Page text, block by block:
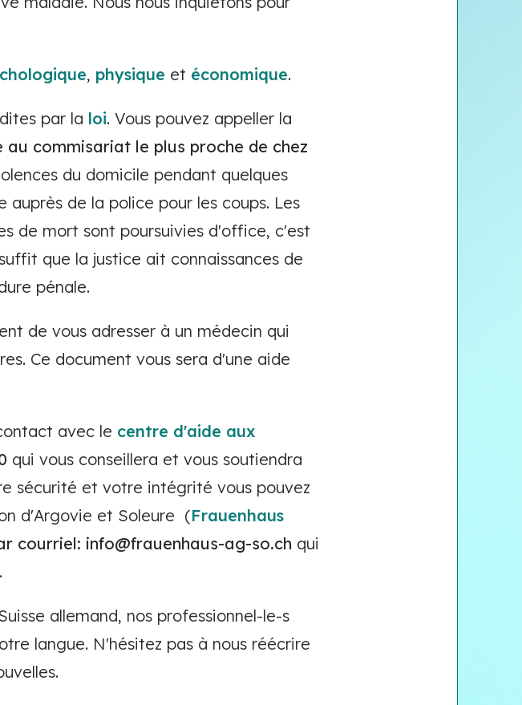
, physique et économique.
par la loi. Vous pouvez appeller la
au commisariat le plus proche de chez
du domicile pendant quelques
de la police pour les coups. Les
de mort sont poursuivies d'office, c'est
que la justice ait connaissances de
pénale.
de vous adresser à un médecin qui
Ce document vous sera d'une aide
avec le centre d'aide aux
qui vous conseillera et vous soutiendra
sécurité et votre intégrité vous pouvez
d'Argovie et Soleure (Frauenhaus
courriel: info@frauenhaus-ag-so.ch qui
allemand, nos professionnel-le-s
langue. N'hésitez pas à nous réécrire